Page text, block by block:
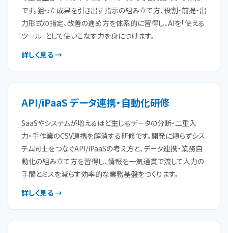
です。狙った成果を引き出す指示の組み立て方、役割・前提・出
力形式の指定、改善の進め方を体系的に習得し、AIを「使える
ツール」として使いこなす力を身につけます。
詳しく見る →
API/iPaaS データ連携・自動化研修
SaaSやシステムが増えるほど生じるデータの分断・二重入
力・手作業のCSV連携を解消する研修です。開発に頼らずシス
テム同士をつなぐAPI/iPaaSの考え方と、データ連携・業務自
動化の組み立て方を習得し、情報を一気通貫で流して入力の
手間とミスを減らす効率的な業務基盤をつくります。
詳しく見る →